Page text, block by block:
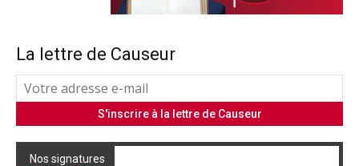
La lettre de Causeur
Nos signatures